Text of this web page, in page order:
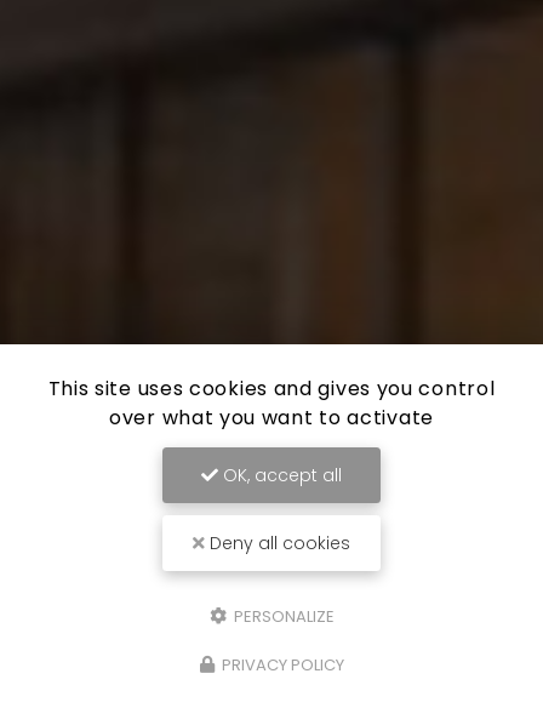
This site uses cookies and gives you control
over what you want to activate
OK, accept all
Deny all cookies
PERSONALIZE
PRIVACY POLICY